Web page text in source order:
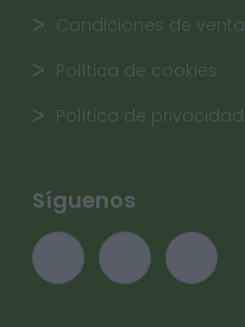
Condiciones de venta
Política de cookies
Política de privacidad
Síguenos